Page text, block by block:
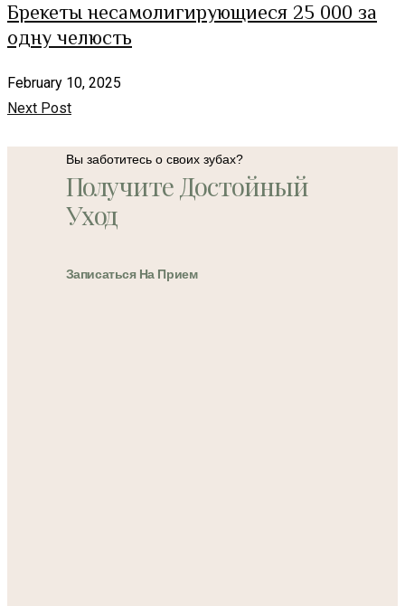
Брекеты несамолигирующиеся 25 000 за
одну челюсть
February 10, 2025
Next Post
Вы заботитесь о своих зубах?
Получите Достойный
Уход
Записаться На Прием